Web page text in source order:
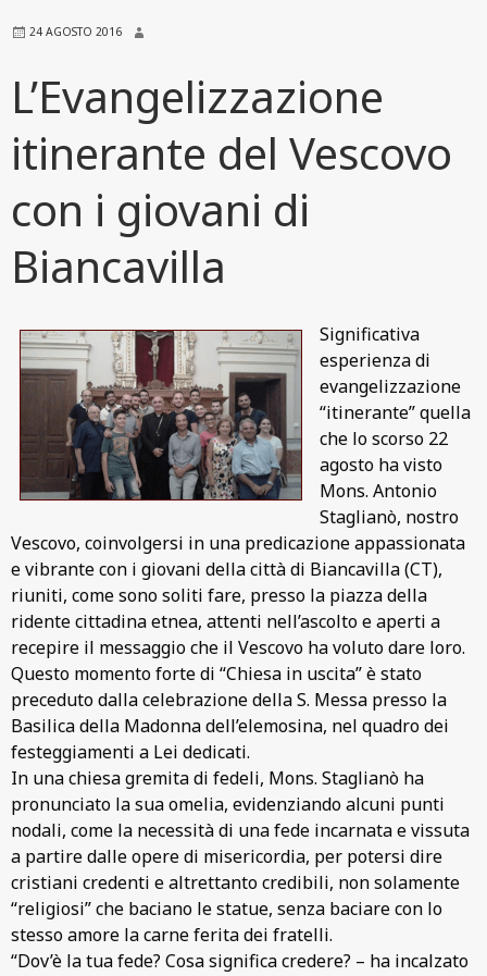
24 AGOSTO 2016
L’Evangelizzazione
itinerante del Vescovo
con i giovani di
Biancavilla
Significativa
esperienza di
evangelizzazione
“itinerante” quella
che lo scorso 22
agosto ha visto
Mons. Antonio
Staglianò, nostro
Vescovo, coinvolgersi in una predicazione appassionata
e vibrante con i giovani della città di Biancavilla (CT),
riuniti, come sono soliti fare, presso la piazza della
ridente cittadina etnea, attenti nell’ascolto e aperti a
recepire il messaggio che il Vescovo ha voluto dare loro.
Questo momento forte di “Chiesa in uscita” è stato
preceduto dalla celebrazione della S. Messa presso la
Basilica della Madonna dell’elemosina, nel quadro dei
festeggiamenti a Lei dedicati.
In una chiesa gremita di fedeli, Mons. Staglianò ha
pronunciato la sua omelia, evidenziando alcuni punti
nodali, come la necessità di una fede incarnata e vissuta
a partire dalle opere di misericordia, per potersi dire
cristiani credenti e altrettanto credibili, non solamente
“religiosi” che baciano le statue, senza baciare con lo
stesso amore la carne ferita dei fratelli.
“Dov’è la tua fede? Cosa significa credere? – ha incalzato